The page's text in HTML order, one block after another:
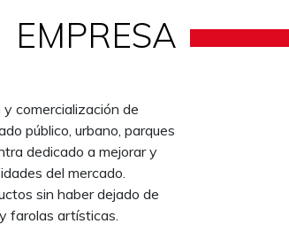
EMPRESA
comercialización de
público, urbano, parques
dedicado a mejorar y
del mercado.
sin haber dejado de
farolas artísticas.